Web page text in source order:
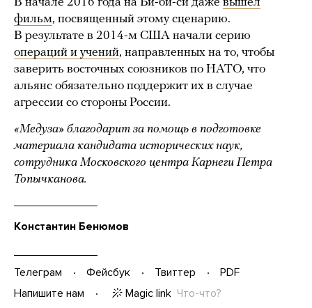
фильм, посвященный этому сценарию.
В результате в 2014-м США начали серию
операций и учений, направленных на то, чтобы
заверить восточных союзников по НАТО, что
альянс обязательно поддержит их в случае
агрессии со стороны России.
«Медуза» благодарит за помощь в подготовке
материала кандидата исторических наук,
сотрудника Московского центра Карнеги Петра
Топычканова.
Константин Бенюмов
Телеграм Фейсбук Твиттер
PDF
Напишите нам
Magic link Что-что?